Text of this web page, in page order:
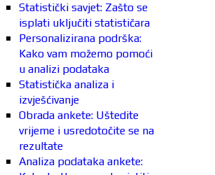
Statistički savjet: Zašto se
isplati uključiti statističara
Personalizirana podrška:
Kako vam možemo pomoći
u analizi podataka
Statistička analiza i
izvješćivanje
Obrada ankete: Uštedite
vrijeme i usredotočite se na
rezultate
Analiza podataka ankete: